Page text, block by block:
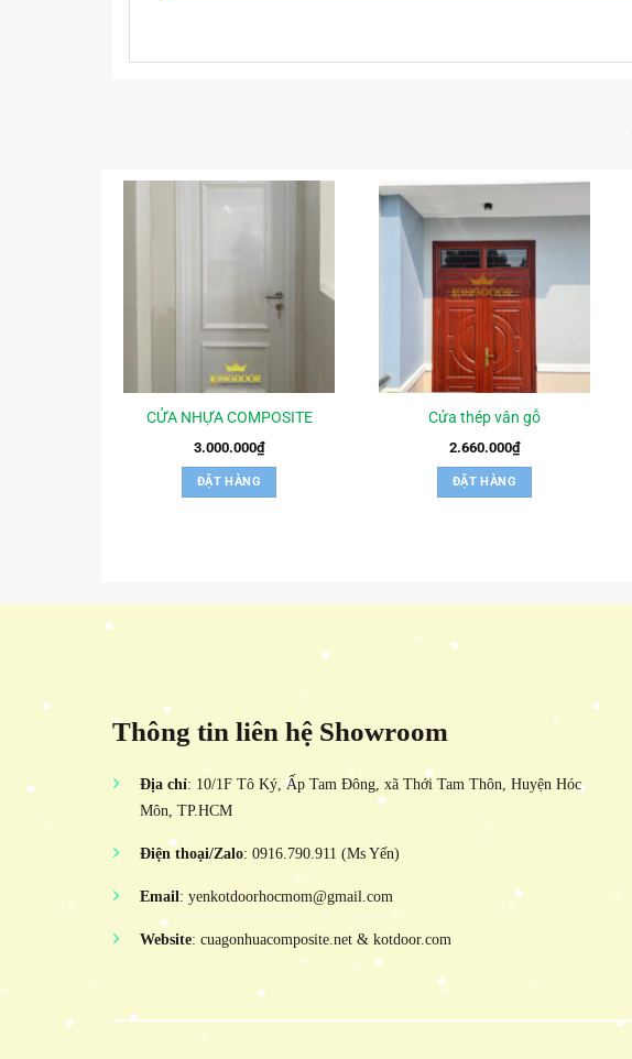
CỬA NHỰA COMPOSITE
3.000.000₫
ĐẶT HÀNG
Cửa thép vân gỗ
2.660.000₫
ĐẶT HÀNG
Thông tin liên hệ Showroom
Địa chỉ: 10/1F Tô Ký, Ấp Tam Đông, xã Thới Tam Thôn, Huyện Hóc
Môn, TP.HCM
Điện thoại/Zalo: 0916.790.911 (Ms Yến)
Email : yenkotdoorhocmom@gmail.com
Website: cuagonhuacomposite.net & kotdoor.com